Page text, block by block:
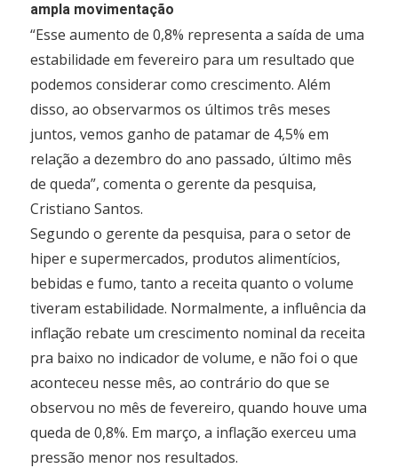
ampla movimentação
“Esse aumento de 0,8% representa a saída de uma
estabilidade em fevereiro para um resultado que
podemos considerar como crescimento. Além
disso, ao observarmos os últimos três meses
juntos, vemos ganho de patamar de 4,5% em
relação a dezembro do ano passado, último mês
de queda”, comenta o gerente da pesquisa,
Cristiano Santos.
Segundo o gerente da pesquisa, para o setor de
hiper e supermercados, produtos alimentícios,
bebidas e fumo, tanto a receita quanto o volume
tiveram estabilidade. Normalmente, a influência da
inflação rebate um crescimento nominal da receita
pra baixo no indicador de volume, e não foi o que
aconteceu nesse mês, ao contrário do que se
observou no mês de fevereiro, quando houve uma
queda de 0,8%. Em março, a inflação exerceu uma
pressão menor nos resultados.